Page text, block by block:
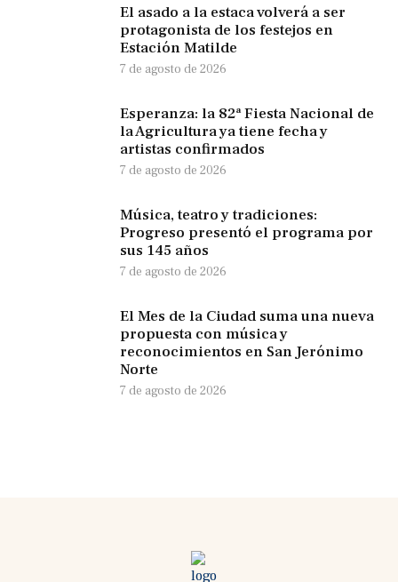
El asado a la estaca volverá a ser
protagonista de los festejos en
Estación Matilde
7 de agosto de 2026
Esperanza: la 82ª Fiesta Nacional de
la Agricultura ya tiene fecha y
artistas confirmados
7 de agosto de 2026
Música, teatro y tradiciones:
Progreso presentó el programa por
sus 145 años
7 de agosto de 2026
El Mes de la Ciudad suma una nueva
propuesta con música y
reconocimientos en San Jerónimo
Norte
7 de agosto de 2026